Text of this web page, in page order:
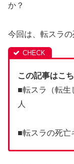
か？
今回は、転スラ
この記事はこ
■転スラ（転生
人
■転スラの死亡